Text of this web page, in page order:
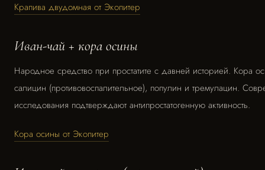
Крапива двудомная от Экопитер
Иван-чай + кора осины
Народное средство при простатите с давней историей. Кора
салицин (противовоспалительное), популин и тремулацин.
исследования подтверждают антипростатогенную активность.
Кора осины от Экопитер